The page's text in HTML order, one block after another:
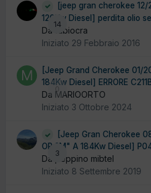
14
[jeep gran cherokee
120Kw Diesel] perdita olio
Da fabiocra
Iniziato 29 Febbraio 2016
[Jeep Grand Cherokee 01/
184Kw Diesel] ERRORE
Da MARIOORTO
Iniziato 3 Ottobre 2024
3
[Jeep Gran Cherokee
OR "M" A 184Kw Diesel]
Da peppino mibtel
Iniziato 8 Settembre 2019